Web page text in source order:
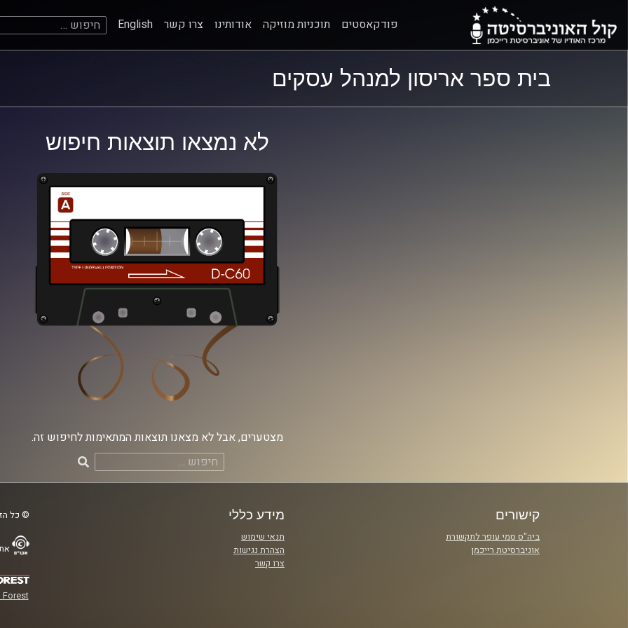
פודקאסטים תוכניות מוזיקה אודותינו צרו קשר English חיפוש:
בית ספר אריסון למנהל עסקים
לא נמצאו תוצאות חיפוש
מצטערים, אבל לא מצאנו תוצאות המתאימות לחיפוש זה.
חיפוש:
קישורים
ביה"ס סמי עופר לתקשורת
אוניברסיטת רייכמן
מידע כללי
תנאי שימוש
הצהרת נגישות
צרו קשר
© כל
Forest